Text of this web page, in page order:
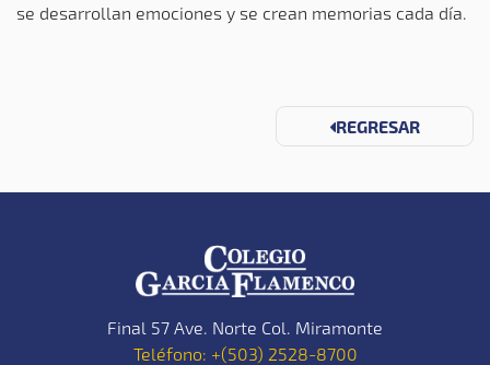
se desarrollan emociones y se crean memorias cada día.
REGRESAR
Final 57 Ave. Norte Col. Miramonte
Teléfono: +(503) 2528-8700